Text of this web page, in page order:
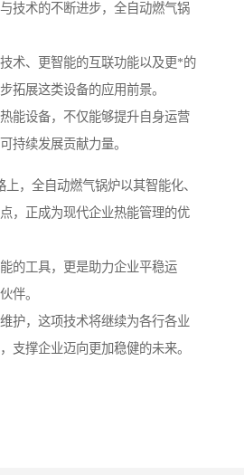
技术的不断进步，全自动燃气锅
术、更智能的互联功能以及更*的
拓展这类设备的应用前景。
能设备，不仅能够提升自身运营
持续发展贡献力量。
，全自动燃气锅炉以其智能化、
，正成为现代企业热能管理的优
的工具，更是助力企业平稳运
伴。
护，这项技术将继续为各行各业
支撑企业迈向更加稳健的未来。